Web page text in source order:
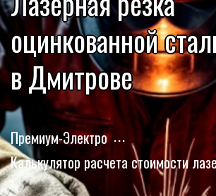
оцинкованной
в Дмитрове
Премиум-Электро
Калькулятор расчета стоимости